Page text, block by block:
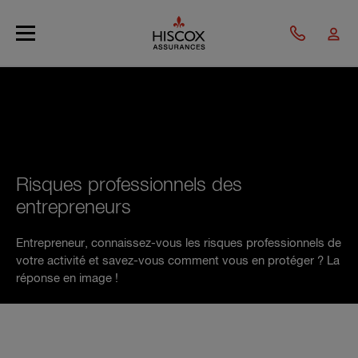
Risques professionnels des
entrepreneurs
Entrepreneur, connaissez-vous les risques professionnels de
votre activité et savez-vous comment vous en protéger ? La
réponse en image !